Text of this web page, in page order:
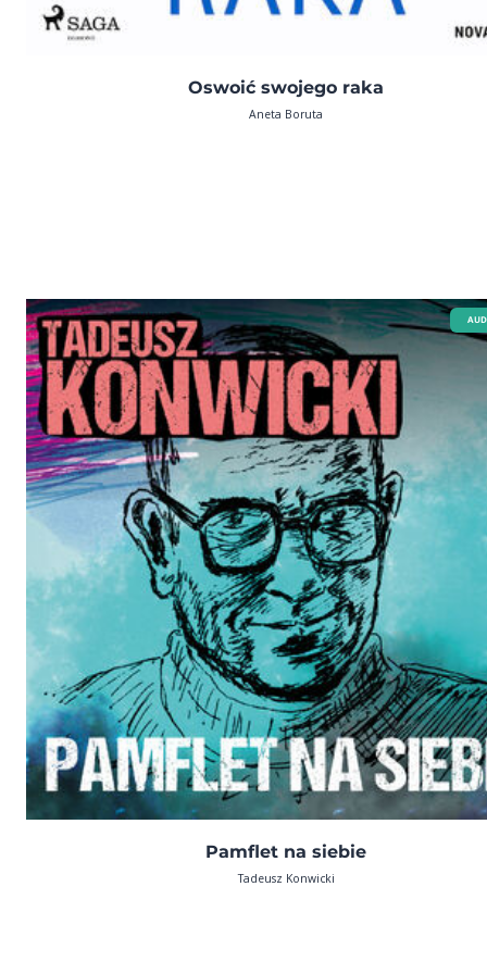
Oswoić swojego raka
Aneta Boruta
Pamflet na siebie
Tadeusz Konwicki